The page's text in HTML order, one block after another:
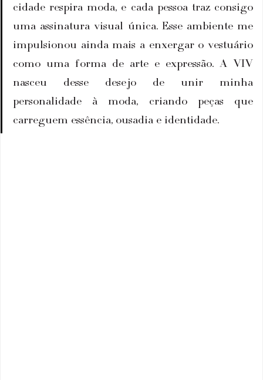
cidade respira moda, e cada pessoa traz consigo
uma assinatura visual única. Esse ambiente me
impulsionou ainda mais a enxergar o vestuário
como uma forma de arte e expressão. A VIV
nasceu desse desejo de unir minha
personalidade à moda, criando peças que
carreguem essência, ousadia e identidade.